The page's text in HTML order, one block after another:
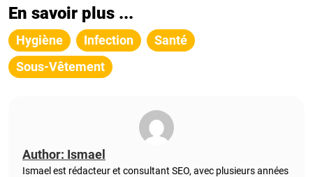
En savoir plus ...
Hygiène Infection
Santé
Sous-Vêtement
Author: Ismael
Ismael est rédacteur et consultant SEO, avec plusieurs années